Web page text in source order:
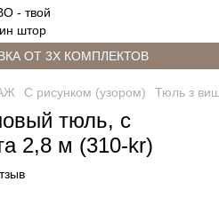
ОТ 3Х КОМПЛЕКТОВ
С рисунком (узором) Тюль з
тюль, с
2,8 м (310-kr)